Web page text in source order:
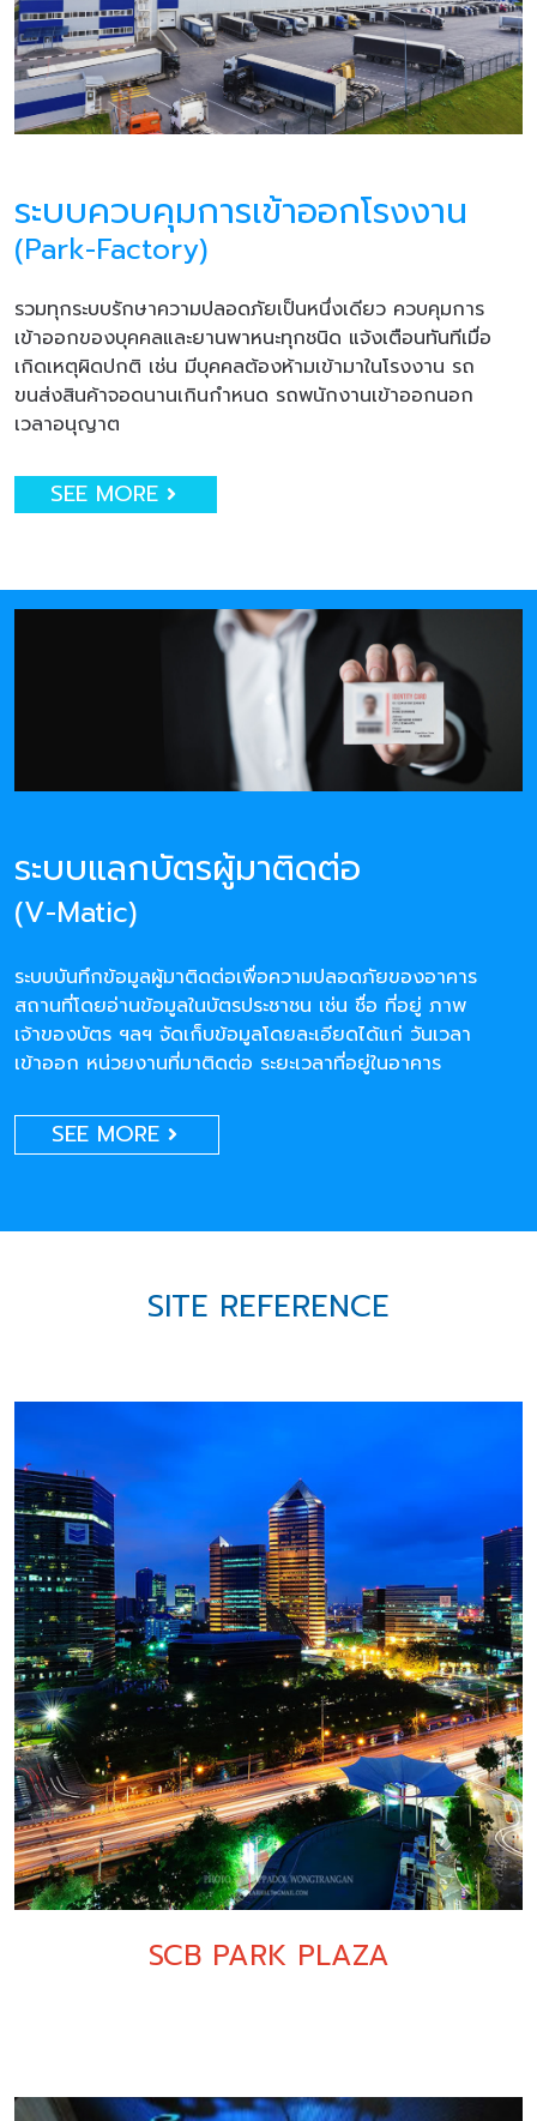
ระบบควบคุมการเข้าออกโรงงาน
(Park-Factory)
รวมทุกระบบรักษาความปลอดภัยเป็นหนึ่งเดียว ควบคุมการ
เข้าออกของบุคคลและยานพาหนะทุกชนิด แจ้งเตือนทันทีเมื่อ
เกิดเหตุผิดปกติ เช่น มีบุคคลต้องห้ามเข้ามาในโรงงาน รถ
ขนส่งสินค้าจอดนานเกินกำหนด รถพนักงานเข้าออกนอก
เวลาอนุญาต
SEE MORE
ระบบแลกบัตรผู้มาติดต่อ
(V-Matic)
ระบบบันทึกข้อมูลผู้มาติดต่อเพื่อความปลอดภัยของอาคาร
สถานที่โดยอ่านข้อมูลในบัตรประชาชน เช่น ชื่อ ที่อยู่ ภาพ
เจ้าของบัตร ฯลฯ จัดเก็บข้อมูลโดยละเอียดได้แก่ วันเวลา
เข้าออก หน่วยงานที่มาติดต่อ ระยะเวลาที่อยู่ในอาคาร
SEE MORE
SITE REFERENCE
SCB PARK PLAZA